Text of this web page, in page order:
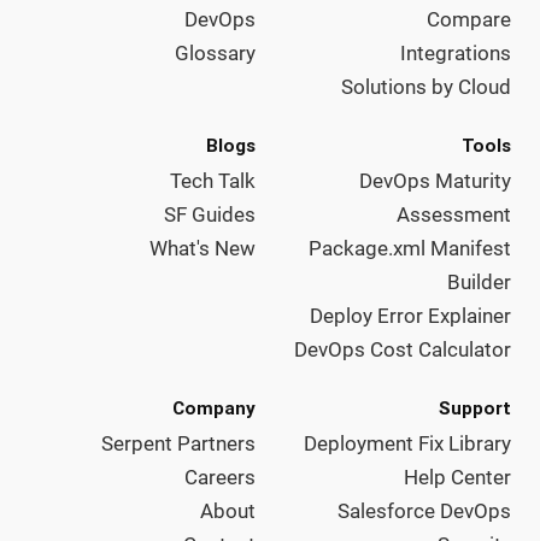
Compare
Integrations
Solutions by Cloud
DevOps
Glossary
Tools
DevOps Maturity
Assessment
Package.xml Manifest
Builder
Deploy Error Explainer
DevOps Cost Calculator
Blogs
Tech Talk
SF Guides
What's New
Support
Deployment Fix Library
Help Center
Salesforce DevOps
Company
Serpent Partners
Careers
About